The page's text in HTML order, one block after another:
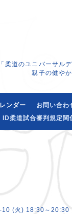
柔道のユニバーサル
親子の健や
ンダー お問い合わ
柔道試合審判規定関
(火) 18:30～20:30